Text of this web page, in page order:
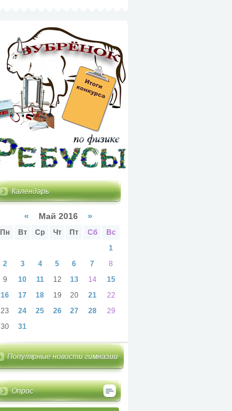
Календарь
« Май 2016 »
Пн Вт Ср Чт Пт Сб
Вс
1
2
3 4 5 6 7
8
9
10 11 12 13 14
15
16
17 18 19 20 21
22
23
24 25 26 27 28
29
30
31
Популярные новости гимназии
Опрос